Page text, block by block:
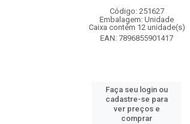
Código: 251627
Embalagem: Unidade
Caixa contém 12 unidade(s)
EAN: 7896855901417
Faça seu login ou
cadastre-se para
ver preços e
comprar